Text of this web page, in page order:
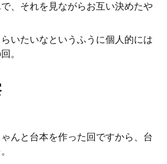
、それを見ながらお互い決めたや
いたいなというふうに個人的には
。
んと台本を作った回ですから、台